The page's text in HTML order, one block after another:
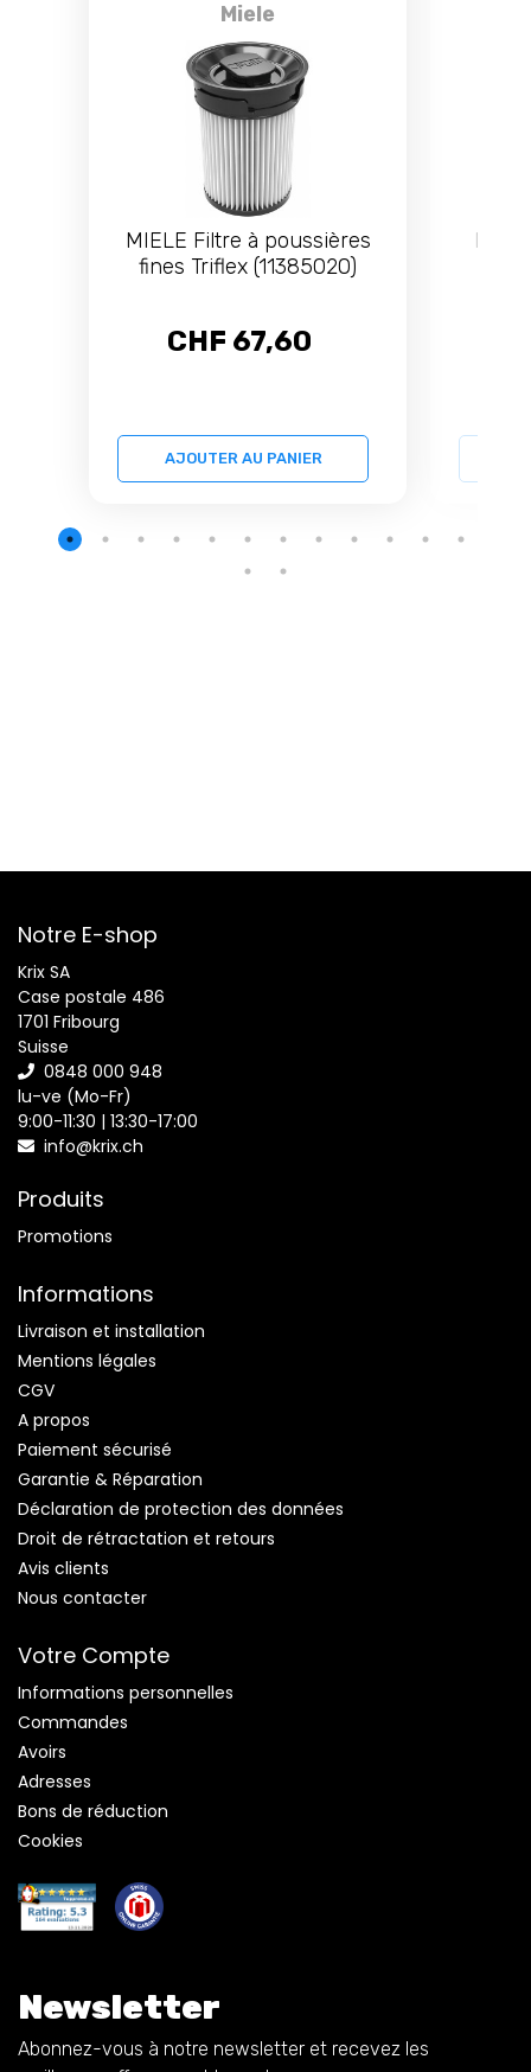
Miele
MIELE Filtre à poussières
fines Triflex (11385020)
CHF 67,60
AJOUTER AU PANIER
Notre E-shop
Krix SA
Case postale 486
1701 Fribourg
Suisse
0848 000 948
lu-ve (Mo-Fr)
9:00-11:30 | 13:30-17:00
info@krix.ch
Produits
Promotions
Informations
Livraison et installation
Mentions légales
CGV
A propos
Paiement sécurisé
Garantie & Réparation
Déclaration de protection des données
Droit de rétractation et retours
Avis clients
Nous contacter
Votre Compte
Informations personnelles
Commandes
Avoirs
Adresses
Bons de réduction
Cookies
Newsletter
Abonnez-vous à notre newsletter et recevez les